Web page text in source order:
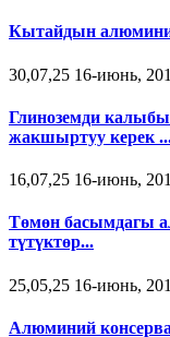
Кытайдын
30,07,25 16-июнь,
Глиноземди
жакшыртуу керек
16,07,25 16-июнь,
Төмөн басымдагы
түтүктөр...
25,05,25 16-июнь,
Алюминий